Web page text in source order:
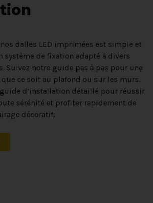
dalles LED imprimées est simple et
système de fixation adapté à divers
Suivez notre guide pas à pas pour une
que ce soit au plafond ou sur les murs.
d’installation détaillé pour réussir
sérénité et profiter rapidement de
décoratif.